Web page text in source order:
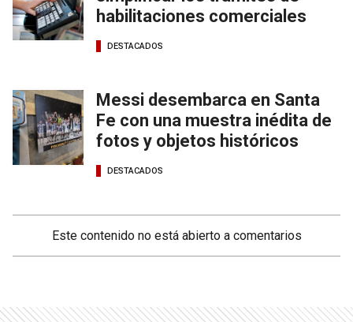
habilitaciones comerciales
DESTACADOS
Messi desembarca en Santa
Fe con una muestra inédita de
fotos y objetos históricos
DESTACADOS
Este contenido no está abierto a comentarios